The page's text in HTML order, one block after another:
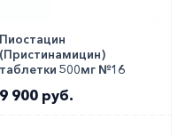
Пиостацин
(Пристинамицин)
таблетки 500мг №16
9 900 руб.